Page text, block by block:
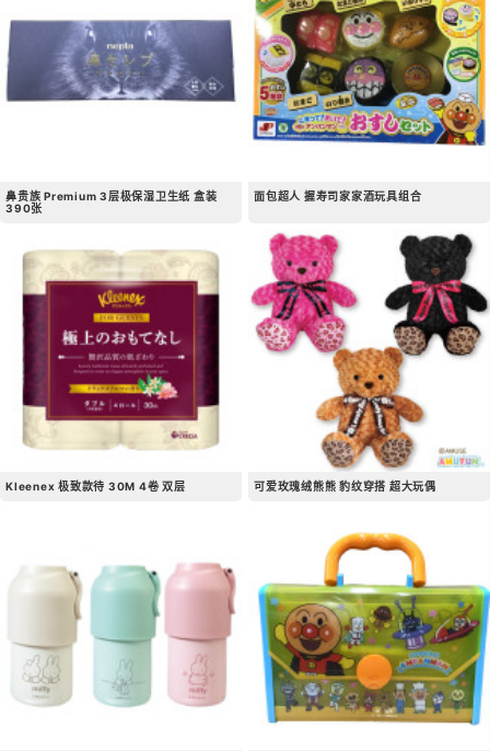
鼻贵族 Premium 3层极保湿卫生纸 盒装
390张
面包超人 握寿司家家酒玩具组合
Kleenex 极致款待 30M 4卷 双层 可爱玫瑰绒熊熊 豹纹穿搭 超大玩偶